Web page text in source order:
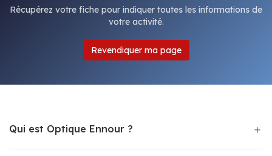
Récupérez votre fiche pour indiquer toutes les informations de
votre activité.
Revendiquer ma page
Qui est Optique Ennour ?